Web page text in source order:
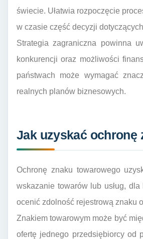
świecie. Ułatwia rozpoczęcie
w czasie część decyzji
Strategia zagraniczna powinna
konkurencji oraz możliwości
państwach może wymagać
realnych planów biznesowych.
Jak uzyskać ochronę
Ochronę znaku towarowego
wskazanie towarów lub usług,
ocenić zdolność rejestrową znaku
Znakiem towarowym może być
ofertę jednego przedsiębiorcy od